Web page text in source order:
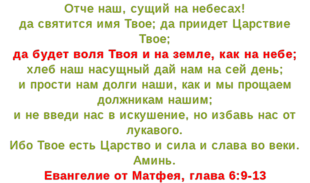
Отче наш, сущий на небесах!
да святится имя Твое; да приидет Царствие
Твое;
да будет воля Твоя и на земле, как на небе;
хлеб наш насущный дай нам на сей день;
и прости нам долги наши, как и мы прощаем
должникам нашим;
и не введи нас в искушение, но избавь нас от
лукавого.
Ибо Твое есть Царство и сила и слава во веки.
Аминь.
Евангелие от Матфея, глава 6:9-13